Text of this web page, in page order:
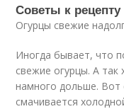
Советы к рецепту
Огурцы свежие
Иногда бывает, что
свежие огурцы. А так
намного дольше. Вот
смачивается